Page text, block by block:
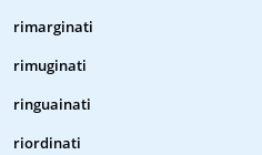
rimarginati
rimuginati
ringuainati
riordinati